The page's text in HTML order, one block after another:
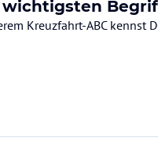
Kreuzfahrt-ABC